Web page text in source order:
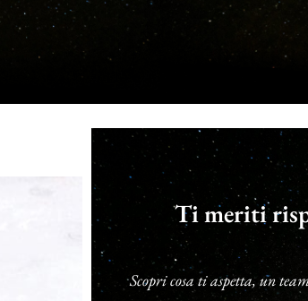
Ti meriti
Scopri cosa ti aspetta, un